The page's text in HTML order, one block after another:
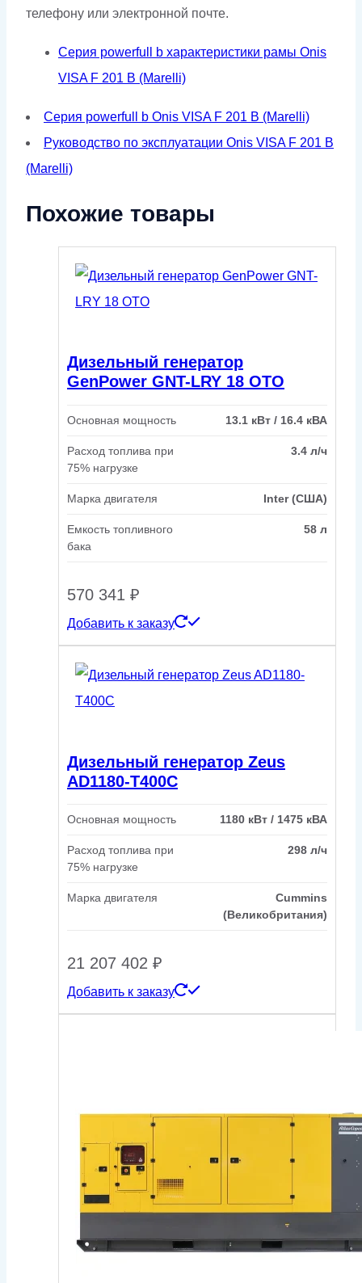
телефону или электронной почте.
Серия powerfull b характеристики рамы Onis
VISA F 201 B (Marelli)
Серия powerfull b Onis VISA F 201 B (Marelli)
Руководство по эксплуатации Onis VISA F 201 B
(Marelli)
Похожие товары
Дизельный генератор
GenPower GNT-LRY 18 OTO
Основная мощность 13.1 кВт / 16.4 кВА
Расход топлива при
75% нагрузке
3.4 л/ч
Марка двигателя Inter (США)
Емкость топливного
бака
58 л
570 341 ₽
Добавить к заказу
Дизельный генератор Zeus
AD1180-T400C
Основная мощность 1180 кВт / 1475 кВА
Расход топлива при
75% нагрузке
298 л/ч
Марка двигателя
Cummins
(Великобритания)
21 207 402 ₽
Добавить к заказу